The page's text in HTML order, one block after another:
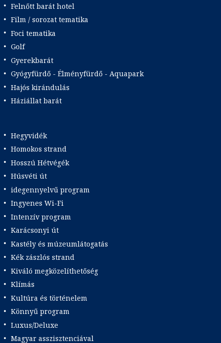
Felnőtt barát hotel
Film / sorozat tematika
Foci tematika
Golf
Gyerekbarát
Gyógyfürdő - Élményfürdő - Aquapark
Hajós kirándulás
Háziállat barát
Hegyvidék
Homokos strand
Hosszú Hétvégék
Húsvéti út
idegennyelvű program
Ingyenes Wi-Fi
Intenzív program
Karácsonyi út
Kastély és múzeumlátogatás
Kék zászlós strand
Kiváló megközelíthetőség
Klímás
Kultúra és történelem
Könnyű program
Luxus/Deluxe
Magyar asszisztenciával